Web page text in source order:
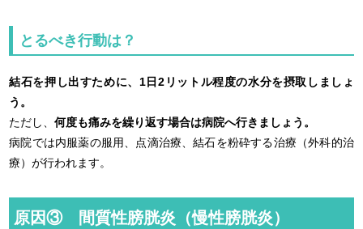
とるべき行動は？
結石を押し出すために、1日2リットル程度の水分を摂取しましょ
う。
ただし、何度も痛みを繰り返す場合は病院へ行きましょう。
病院では内服薬の服用、点滴治療、結石を粉砕する治療（外科的治
療）が行われます。
原因③ 間質性膀胱炎（慢性膀胱炎）